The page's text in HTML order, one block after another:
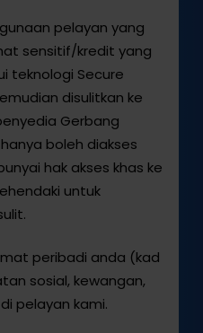
pelayan yang
sensitif/kredit yang
teknologi Secure
disulitkan ke
Gerbang
boleh diakses
hak akses khas ke
untuk
peribadi anda (kad
sosial, kewangan,
pelayan kami.